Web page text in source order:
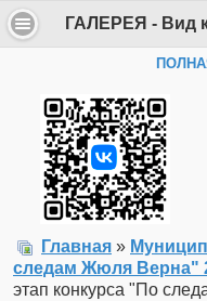
Главная »
следам Жюля Верна"
этап конкурса "По